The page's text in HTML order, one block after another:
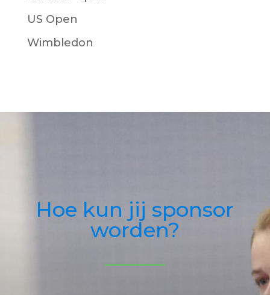
US Open
Wimbledon
Hoe kun jij sponsor
worden?